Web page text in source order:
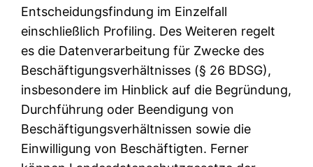
Entscheidungsfindung im Einzelfall
einschließlich Profiling. Des Weiteren regelt
es die Datenverarbeitung für Zwecke des
Beschäftigungsverhältnisses (§ 26 BDSG),
insbesondere im Hinblick auf die Begründung,
Durchführung oder Beendigung von
Beschäftigungsverhältnissen sowie die
Einwilligung von Beschäftigten. Ferner